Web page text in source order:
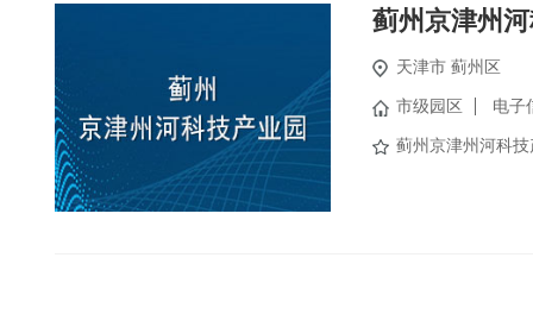
蓟州京津州
天津市 蓟州区
市级园区 电子
蓟州京津州河科